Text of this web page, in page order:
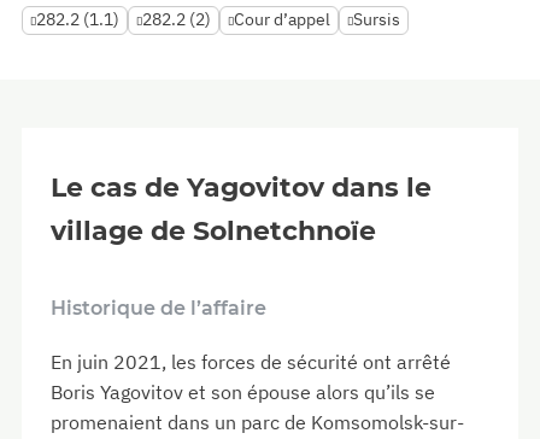
282.2 (1.1) 282.2 (2) Cour d’appel Sursis
Le cas de Yagovitov dans le
village de Solnetchnoïe
Historique de l’affaire
En juin 2021, les forces de sécurité ont arrêté
Boris Yagovitov et son épouse alors qu’ils se
promenaient dans un parc de Komsomolsk-sur-